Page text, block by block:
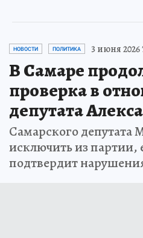
НОВОСТИ ПОЛИТИКА 3 июня 2026
В Самаре
проверка в
депутата
Самарского депутата
исключить из партии,
подтвердит